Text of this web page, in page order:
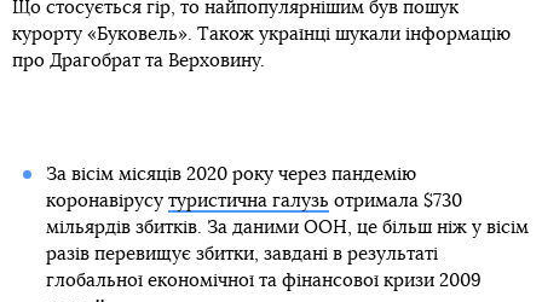
Що стосується гір, то найпопулярнішим був пошук
курорту «Буковель». Також українці шукали інформацію
про Драгобрат та Верховину.
За вісім місяців 2020 року через пандемію
коронавірусу туристична галузь отримала $730
мільярдів збитків. За даними ООН, це більш ніж у вісім
разів перевищує збитки, завдані в результаті
глобальної економічної та фінансової кризи 2009